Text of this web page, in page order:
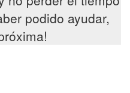
podido ayudar,